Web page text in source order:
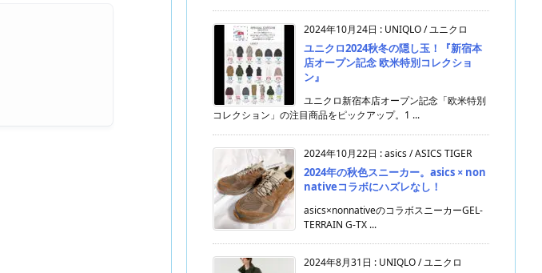
2024年10月24日 : UNIQLO / ユニクロ
ユニクロ2024秋冬の隠し玉！『新宿本
店オープン記念 欧米特別コレクショ
ン』
ユニクロ新宿本店オープン記念「欧米特別
コレクション」の注目商品をピックアップ。1 ...
2024年10月22日 :asics / ASICS TIGER
2024年の秋色スニーカー。asics × non
nativeコラボにハズレなし！
asics×nonnativeのコラボスニーカーGEL-
TERRAIN G-TX ...
2024年8月31日 : UNIQLO / ユニクロ